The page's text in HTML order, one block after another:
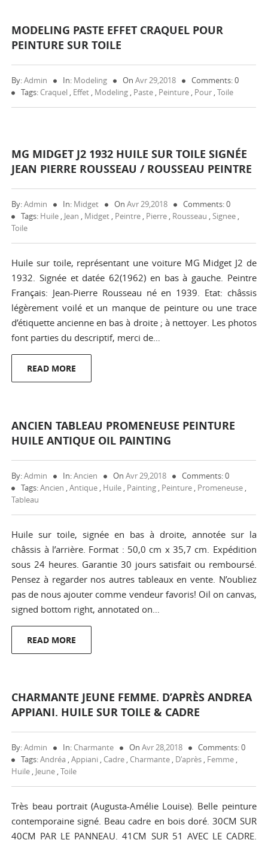
MODELING PASTE EFFET CRAQUEL POUR
PEINTURE SUR TOILE
By:Admin In: Modeling OnAvr 29,2018
Comments: 0
Tags: Craquel , Effet , Modeling , Paste , Peinture , Pour ,Toile
MG MIDGET J2 1932 HUILE SUR TOILE SIGNÉE
JEAN PIERRE ROUSSEAU / ROUSSEAU PEINTRE
By:Admin In: Midget OnAvr 29,2018
Comments: 0
Tags: Huile , Jean , Midget , Peintre , Pierre , Rousseau ,Signee ,
Toile
Huile sur toile, représentant une voiture MG Midget J2 de
1932. Signée et datée 62(1962) en bas à gauche. Peintre
Français: Jean-Pierre Rousseau né en 1939. Etat: châssis
légèrement voilé et un manque de peinture ou une trace
d’étiquette ancienne en bas à droite ; à nettoyer. Les photos
font parties du descriptif, merci de…
READ MORE
ANCIEN TABLEAU PROMENEUSE PEINTURE
HUILE ANTIQUE OIL PAINTING
By:Admin In:Ancien OnAvr 29,2018
Comments: 0
Tags:Ancien ,Antique , Huile , Painting , Peinture , Promeneuse ,
Tableau
Huile sur toile, signée en bas à droite, annotée sur la
châssis à l’arrière. Format : 50,0 cm x 35,7 cm. Expédition
sous 24 heures. Garantie 30 jours satisfait ou remboursé.
Pensez à regarder nos autres tableaux en vente. N’oubliez
pas de nous ajouter comme vendeur favoris! Oil on canvas,
signed bottom right, annotated on…
READ MORE
CHARMANTE JEUNE FEMME. D’APRÈS ANDREA
APPIANI. HUILE SUR TOILE & CADRE
By:Admin In: Charmante OnAvr 28,2018
Comments: 0
Tags:Andréa ,Appiani , Cadre , Charmante , D'après , Femme ,
Huile , Jeune ,Toile
Très beau portrait (Augusta-Amélie Louise). Belle peinture
contemporaine signé. Beau cadre en bois doré. 30CM SUR
40CM PAR LE PANNEAU. 41CM SUR 51 AVEC LE CADRE.